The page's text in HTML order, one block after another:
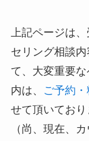
上記ページは
セリング相談
て、大変重要
内は、
ご予約
せて頂いており
（尚、現在、